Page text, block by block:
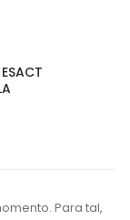
Para tal,